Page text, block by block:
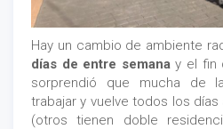
Hay un cambio de ambiente
días de entre semanay el fin
sorprendió que mucha de
trabajar y vuelve todos los
(otros tienen doble